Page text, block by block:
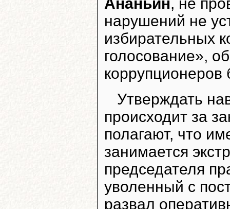
нарушений не
избирательных
голосование»,
Утверждать
происходит за
полагают, что
занимается
председателя
уволенный с
развал